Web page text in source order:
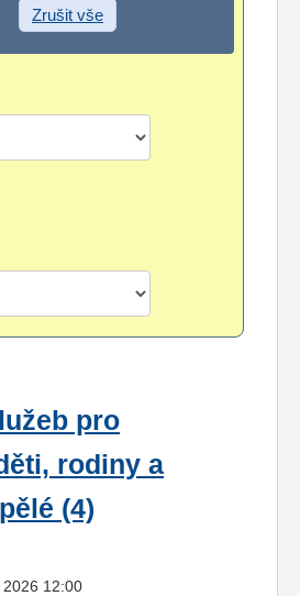
Zrušit vše
pro
rodiny a
(4)
12:00